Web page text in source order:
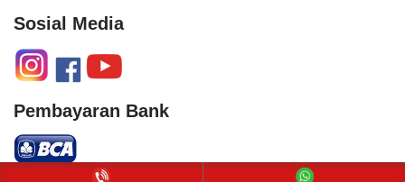
Sosial Media
Pembayaran Bank